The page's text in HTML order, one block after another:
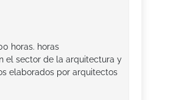
horas. horas
el sector de la arquitectura y
elaborados por arquitectos